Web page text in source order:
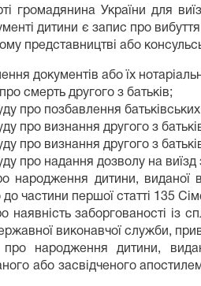
громадянина України для
дитини є запис про
представництві або
документів або їх
смерть другого з батьків;
про позбавлення
про визнання другого з
про визнання другого з
про надання дозволу на виїзд
народження дитини, виданої
до частини першої статті 135
наявність заборгованості із
виконавчої служби,
про народження дитини,
або засвідченого